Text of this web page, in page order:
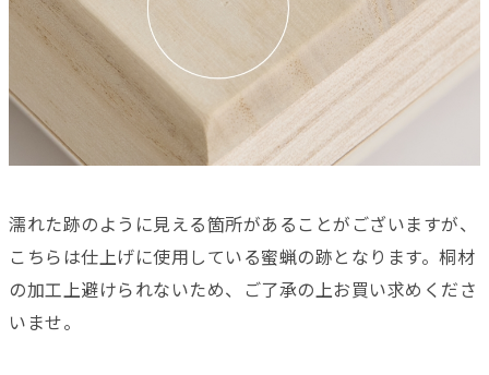
濡れた跡のように見える箇所があることがございますが、
こちらは仕上げに使用している蜜蝋の跡となります。桐材
の加工上避けられないため、ご了承の上お買い求めくださ
いませ。